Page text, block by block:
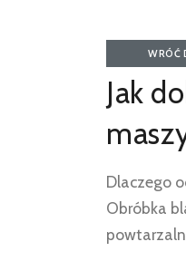
WRÓĆ
Jak
Dlaczego
Obróbka